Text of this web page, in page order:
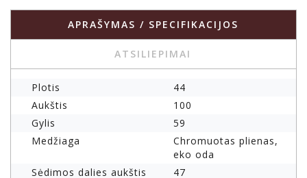
APRAŠYMAS / SPECIFIKACIJOS
ATSILIEPIMAI
Plotis
44
Aukštis
100
Gylis
59
Medžiaga
Chromuotas plienas,
eko oda
Sėdimos dalies aukštis
47